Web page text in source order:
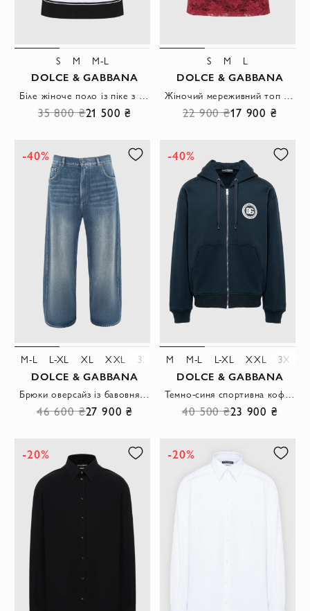
S M M-L
DOLCE & GABBANA
Біле жіноче поло із піке з вишивкою
35 800 ₴21 500 ₴
S M L
DOLCE & GABBANA
Жіночий мереживний топ вільного крою з виразним квітковим візерунком
22 900 ₴17 900 ₴
-40%
M-L L-XL XL XXL 3XL
DOLCE & GABBANA
Брюки оверсайз із бавовняного деніму з вінтажним ефектом
46 600 ₴27 900 ₴
-40%
M M-L L-XL XXL 3XL
DOLCE & GABBANA
Темно-синя спортивна кофта на блискавці з круглою нашивкою
40 500 ₴23 900 ₴
-20% -20%